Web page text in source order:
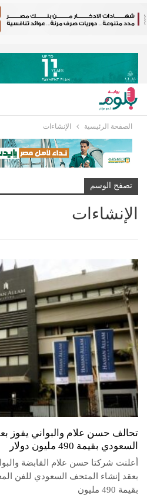
الصفحة الرئيسية الإنشاءات
تصفح الوسم
الإنشاءات
تحالف حسن علام والبواني يفوز
السعودي بقيمة 490 مليون دولار
أعلنت شركتا حسن علام القابضة
بعقد إنشاء المتحف السعودي للفن
بقيمة 490 مليون